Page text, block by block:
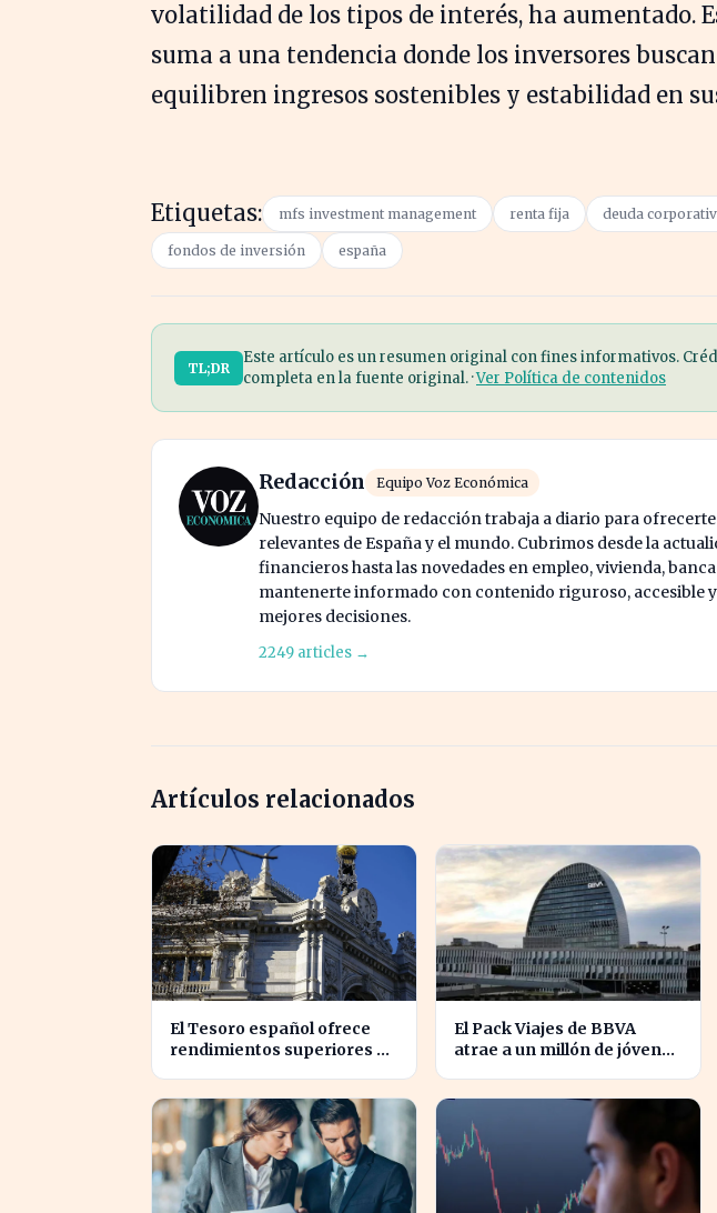
volatilidad de los tipos de interés, ha aumentado.
suma a una tendencia donde los inversores
equilibren ingresos sostenibles y estabilidad en
Etiquetas: mfs investment management renta fija deuda
fondos de inversión españa
TL;DR
Este artículo es un resumen original con fines informativos.
completa en la fuente original. ·Ver Política de contenidos
Redacción Equipo Voz Económica
Nuestro equipo de redacción trabaja a diario para
relevantes de España y el mundo. Cubrimos desde la
financieros hasta las novedades en empleo, vivienda,
mantenerte informado con contenido riguroso, accesible
mejores decisiones.
2249 articles →
Artículos relacionados
El Tesoro español ofrece
rendimientos superiores al
El Pack Viajes de BBVA
atrae a un millón de jóvenes